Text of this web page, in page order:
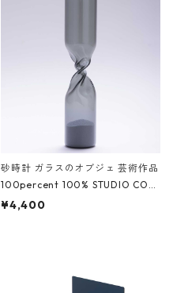
砂時計 ガラスのオブジェ 芸術作品
100percent 100% STUDIO COH
AKU Timeless 100パーセント ス
¥4,400